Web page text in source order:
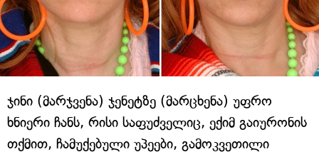
ჯინი (მარჯვენა) ჯენეტზე (მარცხენა) უფრო
ხნიერი ჩანს, რისი საფუძველიც, ექიმ გაიურონის
თქმით, ჩამუქებული უპეები, გამოკვეთილი